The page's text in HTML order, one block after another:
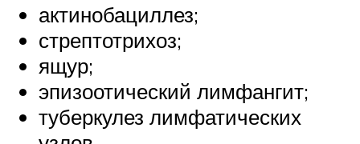
актинобациллез;
стрептотрихоз;
ящур;
эпизоотический лимфангит;
туберкулез лимфатических